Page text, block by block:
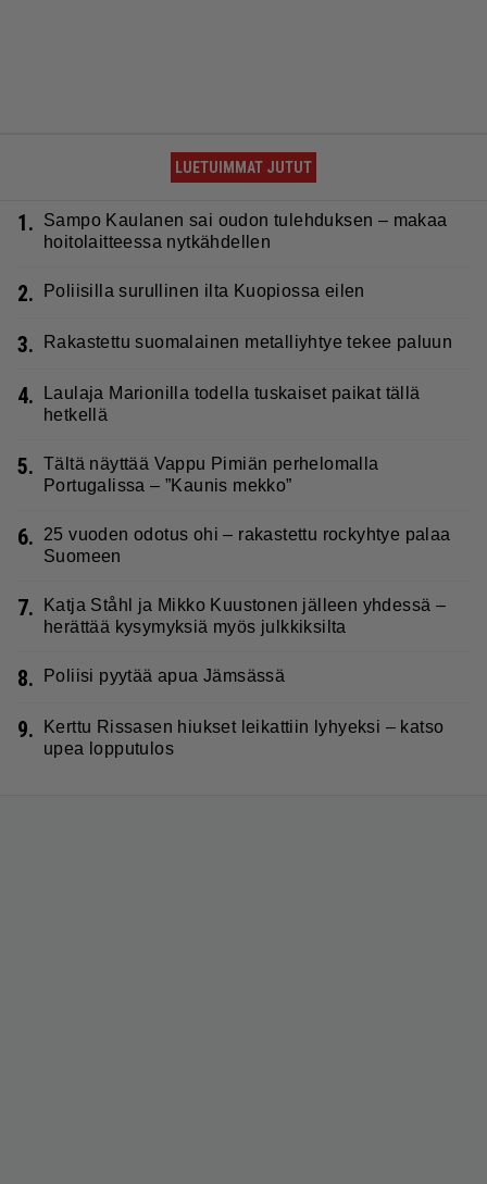
LUETUIMMAT JUTUT
1.
Sampo Kaulanen sai oudon tulehduksen – makaa
hoitolaitteessa nytkähdellen
2. Poliisilla surullinen ilta Kuopiossa eilen
3. Rakastettu suomalainen metalliyhtye tekee paluun
4.
Laulaja Marionilla todella tuskaiset paikat tällä
hetkellä
5. Tältä näyttää Vappu Pimiän perhelomalla
Portugalissa – ”Kaunis mekko”
6.
25 vuoden odotus ohi – rakastettu rockyhtye palaa
Suomeen
7.
Katja Ståhl ja Mikko Kuustonen jälleen yhdessä –
herättää kysymyksiä myös julkkiksilta
8. Poliisi pyytää apua Jämsässä
9.
Kerttu Rissasen hiukset leikattiin lyhyeksi – katso
upea lopputulos